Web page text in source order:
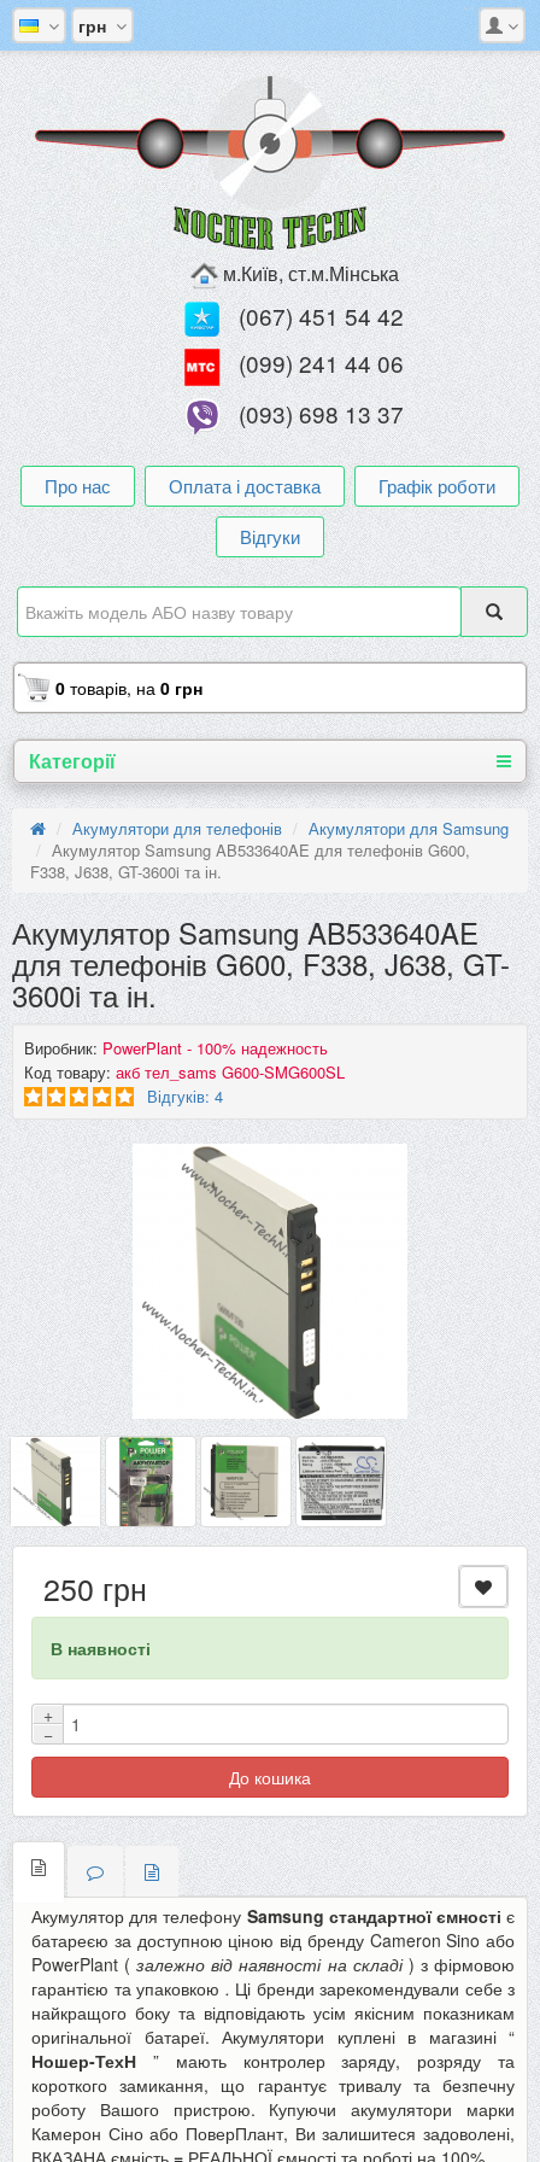
грн
м.Київ, ст.м.Мінська
(067) 451 54 42
(099) 241 44 06
(093) 698 13 37
Про нас Оплата і доставка
Графік роботи
Відгуки
0 товарів, на 0 грн
Категорії
Акумулятори для телефонів
Акумулятори для Samsung
Акумулятор Samsung AB533640AE для телефонів G600,
F338, J638, GT-3600i та ін.
Акумулятор Samsung AB533640AE
для телефонів G600, F338, J638, GT-
3600i та ін.
Виробник: PowerPlant - 100% надежность
Код товару: акб тел_sams G600-SMG600SL
Відгуків: 4
250 грн
В наявності
+
−
До кошика
Акумулятор для телефону Samsung стандартної ємності є
батареєю за доступною ціною від бренду Cameron Sino або
PowerPlant (залежно від наявності на складі) з фірмовою
гарантією та упаковкою . Ці бренди зарекомендували себе з
найкращого боку та відповідають усім якісним показникам
оригінальної батареї. Акумулятори куплені в магазині “
Ношер-ТехН ” мають контролер заряду, розряду та
короткого замикання, що гарантує тривалу та безпечну
роботу Вашого пристрою.
Купуючи акумулятори марки
Камерон Сіно або ПоверПлант, Ви залишитеся задоволені,
ВКАЗАНА ємність = РЕАЛЬНОЇ ємності та роботі на 100%.